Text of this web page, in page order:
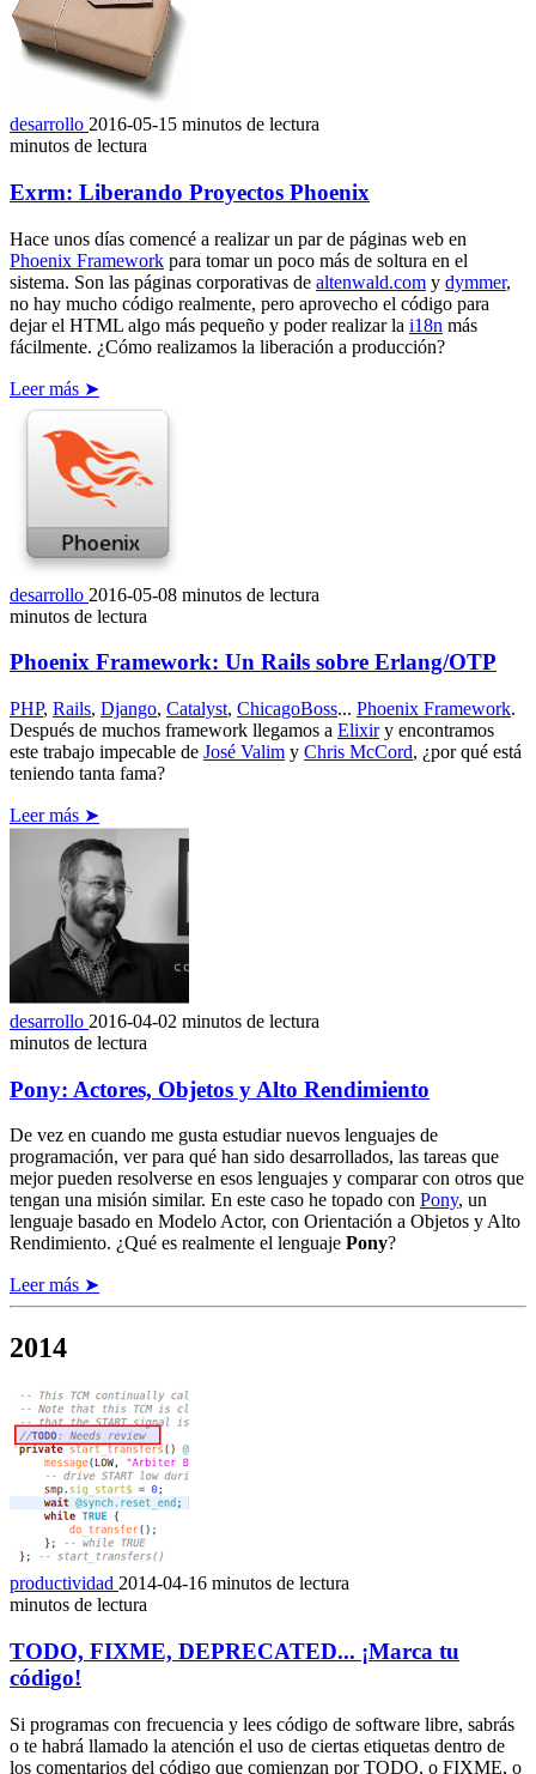
desarrollo 2016-05-15 minutos de lectura
minutos de lectura
Exrm: Liberando Proyectos Phoenix
Hace unos días comencé a realizar un par de páginas web en
Phoenix Framework para tomar un poco más de soltura en el
sistema. Son las páginas corporativas de altenwald.com y dymmer,
no hay mucho código realmente, pero aprovecho el código para
dejar el HTML algo más pequeño y poder realizar la i18n más
fácilmente. ¿Cómo realizamos la liberación a producción?
Leer más ➤
desarrollo 2016-05-08 minutos de lectura
minutos de lectura
Phoenix Framework: Un Rails sobre Erlang/OTP
PHP, Rails, Django, Catalyst, ChicagoBoss... Phoenix Framework.
Después de muchos framework llegamos a Elixiry encontramos
este trabajo impecable de José Valim y Chris McCord, ¿por qué está
teniendo tanta fama?
Leer más ➤
desarrollo 2016-04-02 minutos de lectura
minutos de lectura
Pony: Actores, Objetos y Alto Rendimiento
De vez en cuando me gusta estudiar nuevos lenguajes de
programación, ver para qué han sido desarrollados, las tareas que
mejor pueden resolverse en esos lenguajes y comparar con otros que
tengan una misión similar. En este caso he topado con Pony, un
lenguaje basado en Modelo Actor, con Orientación a Objetos y Alto
Rendimiento. ¿Qué es realmente el lenguaje Pony?
Leer más ➤
2014
productividad 2014-04-16 minutos de lectura
minutos de lectura
TODO, FIXME, DEPRECATED... ¡Marca tu
código!
Si programas con frecuencia y lees código de software libre, sabrás
o te habrá llamado la atención el uso de ciertas etiquetas dentro de
los comentarios del código que comienzan por TODO, o FIXME, o